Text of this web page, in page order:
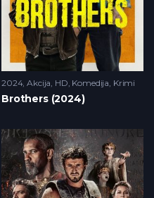
2024 Akcija HD Komedija Krimi
Brothers (2024)